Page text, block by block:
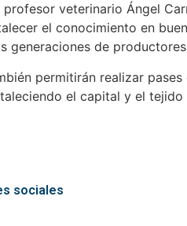
veterinario Ángel
el conocimiento en
generaciones de
permitirán realizar
el capital y el
sociales